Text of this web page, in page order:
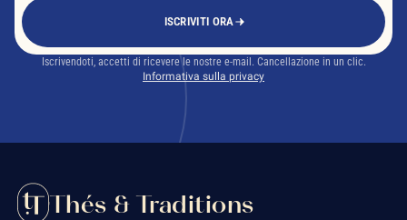
ISCRIVITI ORA
Iscrivendoti, accetti di ricevere le nostre e-mail. Cancellazione in un clic.
Informativa sulla privacy
Thés & Traditions